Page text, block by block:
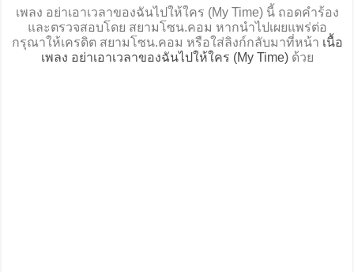
เพลง อย่าเอาเวลาของฉันไปให้ใคร (My Time) นี้ ถอดคำร้อง
และตรวจสอบโดย สยามโซน.คอม หากนำไปเผยแพร่ต่อ
กรุณาให้เครดิต สยามโซน.คอม หรือใส่ลิงก์กลับมาที่หน้า เนื้อ
เพลง อย่าเอาเวลาของฉันไปให้ใคร (My Time)ด้วย